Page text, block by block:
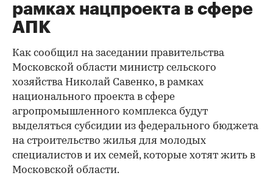
рамках нацпроекта в сфере
АПК
Как сообщил на заседании правительства
Московской области министр сельского
хозяйства Николай Савенко, в рамках
национального проекта в сфере
агропромышленного комплекса будут
выделяться субсидии из федерального бюджета
на строительство жилья для молодых
специалистов и их семей, которые хотят жить в
Московской области.